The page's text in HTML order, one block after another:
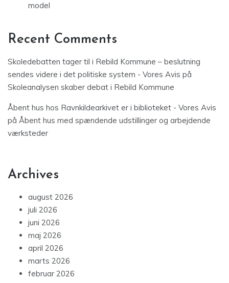
model
Recent Comments
Skoledebatten tager til i Rebild Kommune – beslutning
sendes videre i det politiske system - Vores Avis på
Skoleanalysen skaber debat i Rebild Kommune
Åbent hus hos Ravnkildearkivet er i biblioteket - Vores Avis
på Åbent hus med spændende udstillinger og arbejdende
værksteder
Archives
august 2026
juli 2026
juni 2026
maj 2026
april 2026
marts 2026
februar 2026